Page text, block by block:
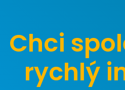
Chci
rychlý